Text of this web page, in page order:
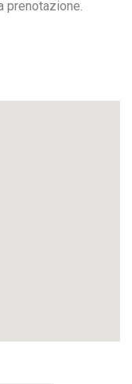
prenotazione.